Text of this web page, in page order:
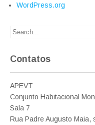
WordPress.org
Contatos
APEVT
Conjunto Habitacional
Sala 7
Rua Padre Augusto Maia,